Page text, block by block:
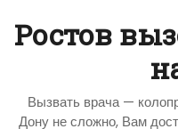
Ростов
Вызвать врача —
Дону не сложно, Вам